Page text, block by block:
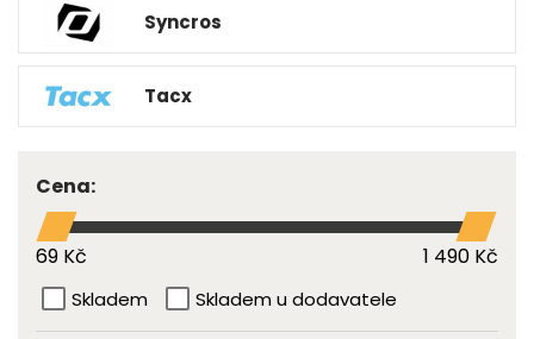
Syncros
Tacx
Cena:
69 Kč 1 490 Kč
Skladem Skladem u dodavatele